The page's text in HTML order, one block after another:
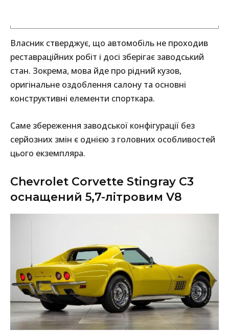
Власник стверджує, що автомобіль не проходив
реставраційних робіт і досі зберігає заводський
стан. Зокрема, мова йде про рідний кузов,
оригінальне оздоблення салону та основні
конструктивні елементи спорткара.
Саме збереження заводської конфігурації без
серйозних змін є однією з головних особливостей
цього екземпляра.
Chevrolet Corvette Stingray С3
оснащений 5,7-літровим V8